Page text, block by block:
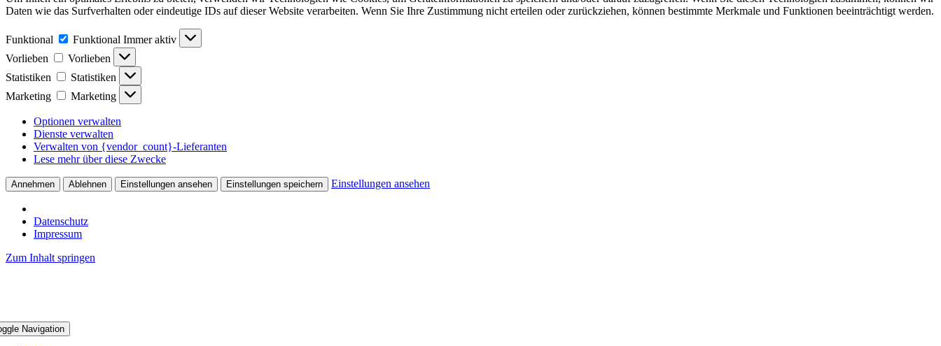
Daten wie das Surfverhalten oder eindeutige IDs auf dieser Website verarbeiten. Wenn Sie Ihre Zustimmung nicht erteilen oder zurückziehen, können bestimmte Merkmale und Funktionen beeinträchtigt werden.
Funktional Funktional Immer aktiv
Vorlieben
Vorlieben
Statistiken
Statistiken
Marketing
Marketing
Optionen verwalten
Dienste verwalten
Verwalten von {vendor_count}-Lieferanten
Lese mehr über diese Zwecke
Annehmen Ablehnen Einstellungen ansehen Einstellungen speichern Einstellungen ansehen
Datenschutz
Impressum
Zum Inhalt springen
Navigation